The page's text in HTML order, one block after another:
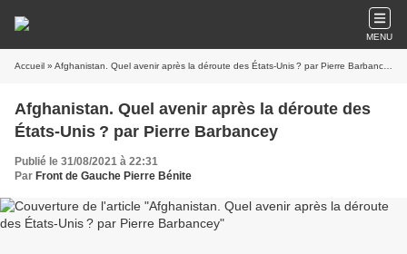
MENU
Accueil » Afghanistan. Quel avenir après la déroute des États-Unis ? par Pierre Barbancey
Afghanistan. Quel avenir après la déroute des
États-Unis ? par Pierre Barbancey
Publié le 31/08/2021 à 22:31
Par Front de Gauche Pierre Bénite